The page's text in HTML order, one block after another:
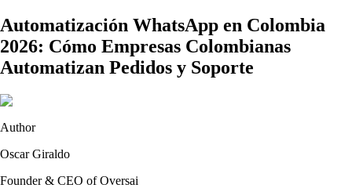
Automatización WhatsApp en Colombia
2026: Cómo Empresas Colombianas
Automatizan Pedidos y Soporte
Author
Oscar Giraldo
Founder & CEO of Oversai